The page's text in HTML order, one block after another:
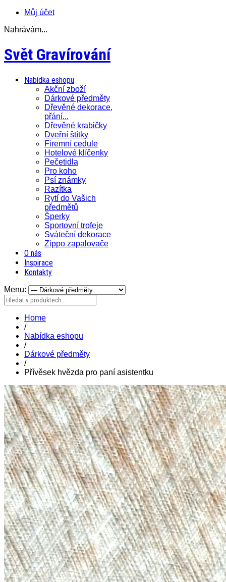
Můj účet
Nahrávám...
Svět Gravírování
Nabídka eshopu
Akční zboží
Dárkové předměty
Dřevěné dekorace,
přání...
Dřevěné krabičky
Dveřní štítky
Firemní cedule
Hotelové klíčenky
Pečetidla
Pro koho
Psí známky
Razítka
Rytí do Vašich
předmětů
Šperky
Sportovní trofeje
Sváteční dekorace
Zippo zapalovače
O nás
Inspirace
Kontakty
Menu:
Home
/
Nabídka eshopu
/
Dárkové předměty
/
Přívěsek hvězda pro paní asistentku